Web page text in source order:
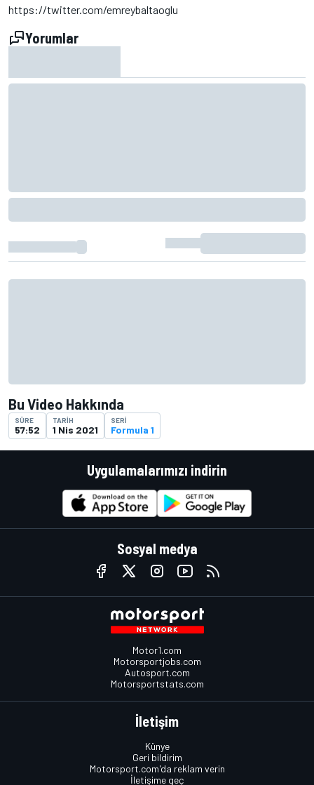
https://twitter.com/emreybaltaoglu
Yorumlar
Bu Video Hakkında
SÜRE
57:52
TARIH
1 Nis 2021
SERI
Formula 1
Uygulamalarımızı indirin
Sosyal medya
Motor1.com
Motorsportjobs.com
Autosport.com
Motorsportstats.com
İletişim
Künye
Geri bildirim
Motorsport.com'da reklam verin
İletişime geç